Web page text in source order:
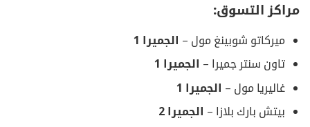
مراكز التسوق:
ميركاتو شوبينغ مول –الجميرا 1
تاون سنتر جميرا –الجميرا 1
غاليريا مول –الجميرا 1
بيتش بارك بلازا –الجميرا 2